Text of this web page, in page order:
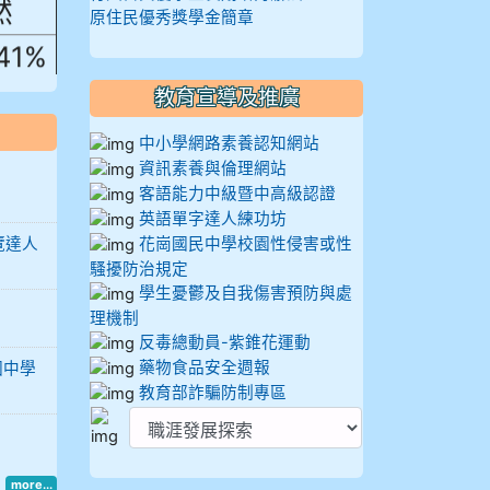
達人
學
more...
原住民優秀獎學金簡章
教育宣導及推廣
中小學網路素養認知網站
資訊素養與倫理網站
客語能力中級暨中高級認證
英語單字達人練功坊
花崗國民中學校園性侵害或性
騷擾防治規定
學生憂鬱及自我傷害預防與處
理機制
反毒總動員-紫錐花運動
藥物食品安全週報
教育部詐騙防制專區